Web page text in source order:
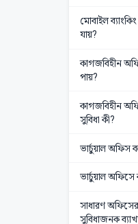
মোবাইল
যায়?
কাগজবিহীন
পায়?
কাগজবিহীন
সুবিধা কী?
ভার্চুয়াল অফিস
ভার্চুয়াল অফিসে
সাধারণ
সুবিধাজনক